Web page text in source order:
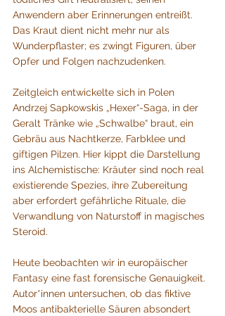
Anwendern aber Erinnerungen entreißt.
Das Kraut dient nicht mehr nur als
Wunderpflaster; es zwingt Figuren, über
Opfer und Folgen nachzudenken.
Zeitgleich entwickelte sich in Polen
Andrzej Sapkowskis „Hexer“-Saga, in der
Geralt Tränke wie „Schwalbe“ braut, ein
Gebräu aus Nachtkerze, Farbklee und
giftigen Pilzen. Hier kippt die Darstellung
ins Alchemistische: Kräuter sind noch real
existierende Spezies, ihre Zubereitung
aber erfordert gefährliche Rituale, die
Verwandlung von Naturstoff in magisches
Steroid.
Heute beobachten wir in europäischer
Fantasy eine fast forensische Genauigkeit.
Autor*innen untersuchen, ob das fiktive
Moos antibakterielle Säuren absondert